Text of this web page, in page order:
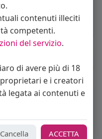
contenuti illeciti
competenti.
del servizio.
di avere più di 18
e i creatori
legata ai contenuti e
Cancella ACCETTA